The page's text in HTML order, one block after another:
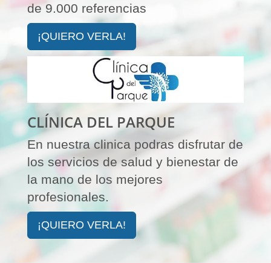
de 9.000 referencias
¡QUIERO VERLA!
CLÍNICA DEL PARQUE
En nuestra clinica podras disfrutar de
los servicios de salud y bienestar de
la mano de los mejores
profesionales.
¡QUIERO VERLA!